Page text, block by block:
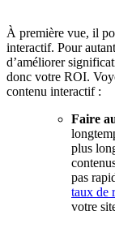
À première vue, il
interactif. Pour
d’améliorer
donc votre ROI.
contenu interactif :
Faire
plus
pas
taux de
votre